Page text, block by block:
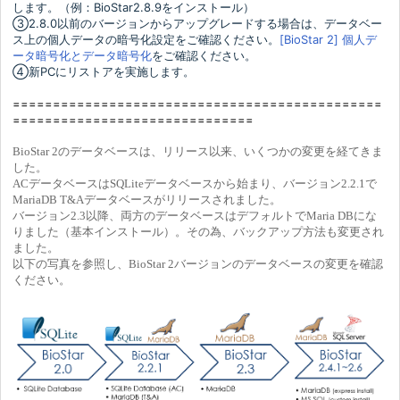
します。（例：BioStar2.8.9をインストール）
③2.8.0以前のバージョンからアップグレードする場合は、データベー
ス上の個人データの暗号化設定をご確認ください。 [BioStar 2] 個人デ
ータ暗号化とデータ暗号化をご確認ください。
④新PCにリストアを実施します。
==============================================
==============================
BioStar 2のデータベースは、リリース以来、いくつかの変更を経てきま
した。
ACデータベースはSQLiteデータベースから始まり、バージョン2.2.1で
MariaDB T&Aデータベースがリリースされました。
バージョン2.3以降、両方のデータベースはデフォルトでMaria DBにな
りました（基本インストール）。その為、バックアップ方法も変更され
ました。
以下の写真を参照し、BioStar 2バージョンのデータベースの変更を確認
ください。